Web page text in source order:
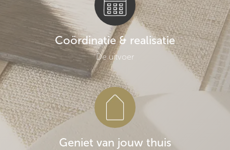
Coördinatie & realisatie
De uitvoer
Geniet van jouw thuis